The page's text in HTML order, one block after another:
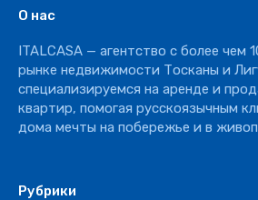
Ресторан
О нас
ITALCASA — агентство с более чем
рынке недвижимости Тосканы и
специализируемся на аренде и
квартир, помогая русскоязычным
дома мечты на побережье и в
Рубрики